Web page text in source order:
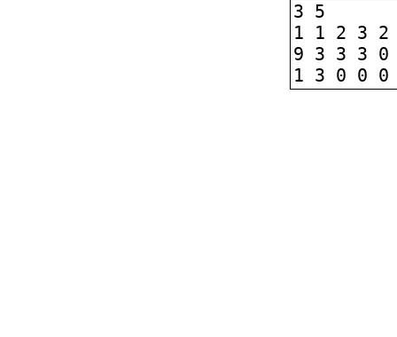
3 5
1 1 2 3 2
9 3 3 3 0
1 3 0 0 0